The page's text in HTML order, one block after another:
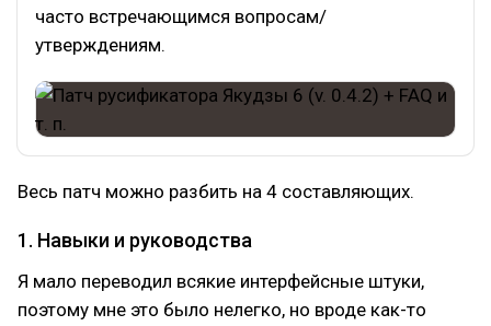
часто встречающимся вопросам/
утверждениям.
Весь патч можно разбить на 4 составляющих.
1. Навыки и руководства
Я мало переводил всякие интерфейсные штуки,
поэтому мне это было нелегко, но вроде как-то